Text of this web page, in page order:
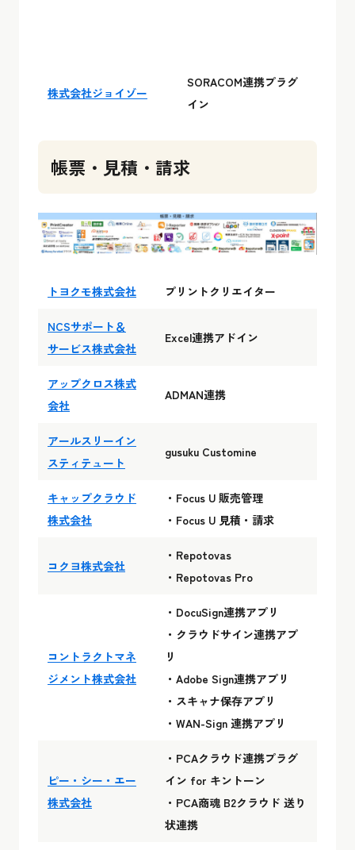
株式会社ジョイゾー
SORACOM連携プラグ
イン
帳票・見積・請求
トヨクモ株式会社 プリントクリエイター
NCSサポート＆
サービス株式会社
Excel連携アドイン
アップクロス株式
会社
ADMAN連携
アールスリーイン
スティテュート
gusuku Customine
キャップクラウド
株式会社
・Focus U 販売管理
・Focus U 見積・請求
コクヨ株式会社
・Repotovas
・Repotovas Pro
コントラクトマネ
ジメント株式会社
・DocuSign連携アプリ
・クラウドサイン連携アプ
リ
・Adobe Sign連携アプリ
・スキャナ保存アプリ
・WAN-Sign 連携アプリ
ピー・シー・エー
株式会社
・PCAクラウド連携プラグ
イン for キントーン
・PCA商魂 B2クラウド 送り
状連携